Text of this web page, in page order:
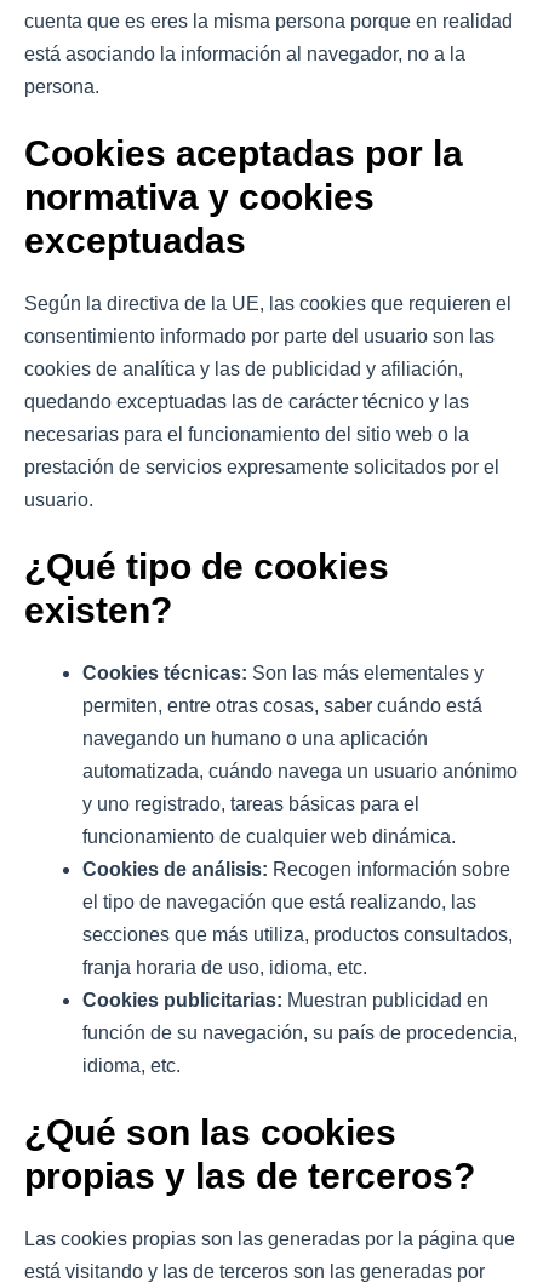
cuenta que es eres la misma persona porque en realidad
está asociando la información al navegador, no a la
persona.
Cookies aceptadas por la
normativa y cookies
exceptuadas
Según la directiva de la UE, las cookies que requieren el
consentimiento informado por parte del usuario son las
cookies de analítica y las de publicidad y afiliación,
quedando exceptuadas las de carácter técnico y las
necesarias para el funcionamiento del sitio web o la
prestación de servicios expresamente solicitados por el
usuario.
¿Qué tipo de cookies
existen?
Cookies técnicas: Son las más elementales y
permiten, entre otras cosas, saber cuándo está
navegando un humano o una aplicación
automatizada, cuándo navega un usuario anónimo
y uno registrado, tareas básicas para el
funcionamiento de cualquier web dinámica.
Cookies de análisis: Recogen información sobre
el tipo de navegación que está realizando, las
secciones que más utiliza, productos consultados,
franja horaria de uso, idioma, etc.
Cookies publicitarias: Muestran publicidad en
función de su navegación, su país de procedencia,
idioma, etc.
¿Qué son las cookies
propias y las de terceros?
Las cookies propias son las generadas por la página que
está visitando y las de terceros son las generadas por